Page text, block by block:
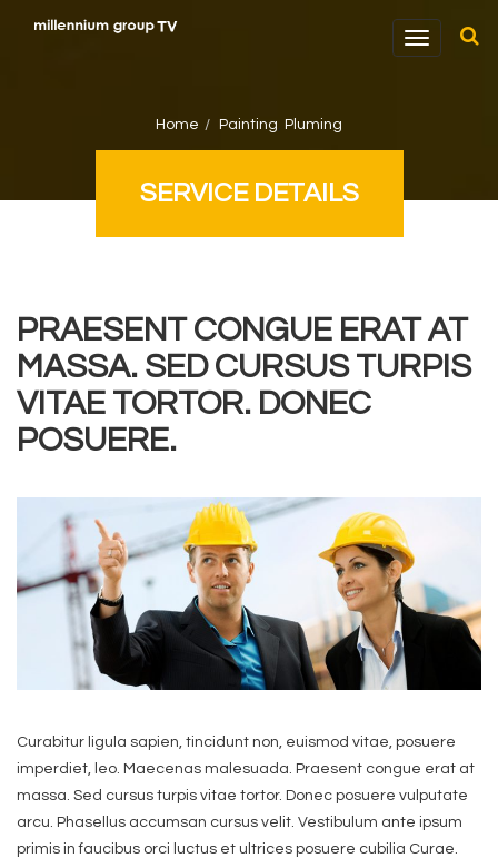
T
n
t
SERVICE DETAILS
Home Painting, Pluming
PRAESENT CONGUE ERAT AT
MASSA. SED CURSUS TURPIS
VITAE TORTOR. DONEC
POSUERE.
Curabitur ligula sapien, tincidunt non, euismod vitae, posuere
imperdiet, leo. Maecenas malesuada. Praesent congue erat at
massa. Sed cursus turpis vitae tortor. Donec posuere vulputate
arcu. Phasellus accumsan cursus velit. Vestibulum ante ipsum
primis in faucibus orci luctus et ultrices posuere cubilia Curae.